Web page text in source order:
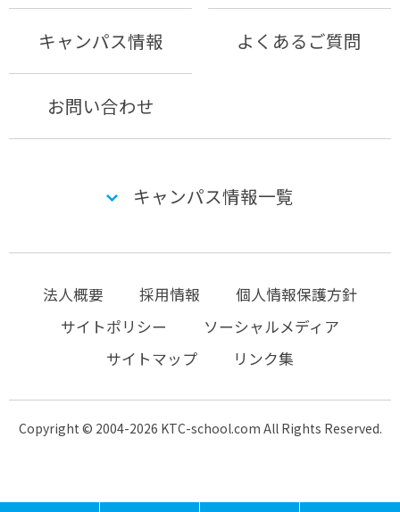
キャンパス情報 よくあるご質問
お問い合わせ
キャンパス情報一覧
法人概要 採用情報
個人情報保護方針
サイトポリシー
ソーシャルメディア
サイトマップ
リンク集
Copyright © 2004-2026 KTC-school.com All Rights Reserved.